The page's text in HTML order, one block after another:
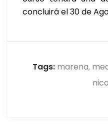
concluirá el 30 de
Tags: marena,